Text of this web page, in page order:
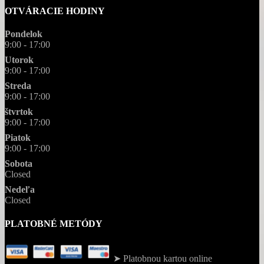
OTVÁRACIE HODINY
Pondelok
9:00 - 17:00
Utorok
9:00 - 17:00
Streda
9:00 - 17:00
štvrtok
9:00 - 17:00
Piatok
9:00 - 17:00
Sobota
Closed
Nedeľa
Closed
PLATOBNÉ METÓDY
➤ Platobnou kartou online